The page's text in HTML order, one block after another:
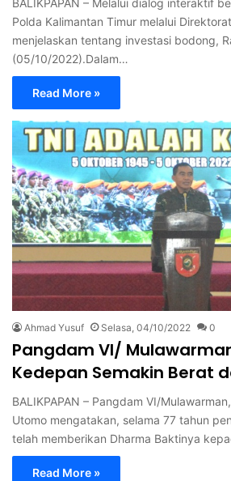
Polda Kalimantan Timur melalui
menjelaskan tentang investasi bodong,
(05/10/2022).Dalam…
Read More »
Ahmad Yusuf Selasa, 04/10/2022 0
Pangdam VI/
Kedepan Semakin Berat
BALIKPAPAN – Pangdam VI/
Utomo mengatakan, selama 77 tahun
telah memberikan Dharma Baktinya
Read More »